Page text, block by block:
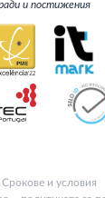
и постижения
Cрокове и условия